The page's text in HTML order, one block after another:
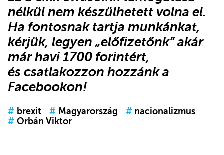
nélkül nem készülhetett volna el.
Ha fontosnak tartja munkánkat,
kérjük, legyen „előfizetőnk”akár
már havi 1700 forintért,
és csatlakozzon hozzánk a
Facebookon!
# brexit # Magyarország # nacionalizmus
# Orbán Viktor